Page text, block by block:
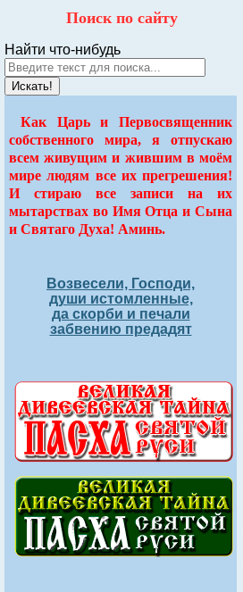
Поиск по сайту
Найти что-нибудь
Искать!
Как Царь и Первосвященник
собственного мира, я отпускаю
всем живущим и жившим в моём
мире людям все их прегрешения!
И стираю все записи на их
мытарствах во Имя Отца и Сына
и Святаго Духа! Аминь.
Возвесели, Господи,
души истомленные,
да скорби и печали
забвению предадят